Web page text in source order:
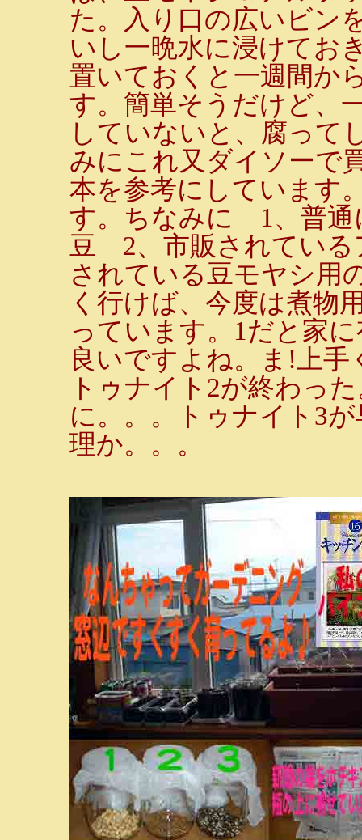
た。入り口の広いビン
いし一晩水に浸けてお
置いておくと一週間か
す。簡単そうだけど、
していないと、腐って
みにこれ又ダイソーで
本を参考にしています
す。ちなみに 1、普通
豆 2、市販されてい
されている豆モヤシ
く行けば、今度は煮物
っています。1だと家
良いですよね。ま!上
トゥナイト2が終わっ
に。。。トゥナイト3
理か。。。